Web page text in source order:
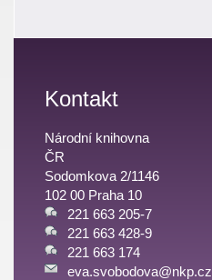
Kontakt
Národní knihovna
ČR
Sodomkova 2/1146
102 00 Praha 10
221 663 205-7
221 663 428-9
221 663 174
eva.svobodova@nkp.cz